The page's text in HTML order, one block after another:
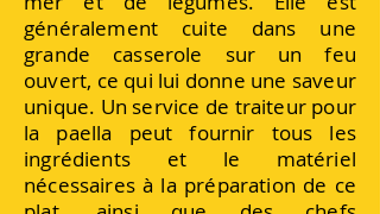
généralement cuite dans une
grande casserole sur un feu
ouvert, ce qui lui donne une saveur
unique. Un service de traiteur pour
la paella peut fournir tous les
ingrédients et le matériel
nécessaires à la préparation de ce